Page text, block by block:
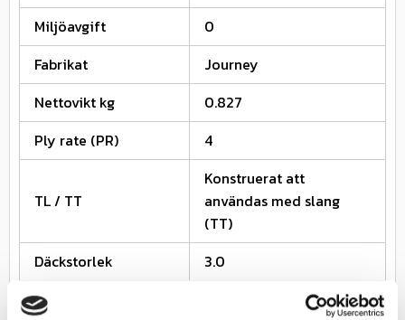
Miljöavgift
0
Fabrikat
Journey
Nettovikt kg
0.827
Ply rate (PR)
4
TL / TT
Konstruerat att
användas med slang
(TT)
Däckstorlek
3.0
Däckbredd